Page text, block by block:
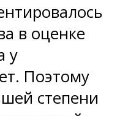
в оценке
у
Поэтому
степени